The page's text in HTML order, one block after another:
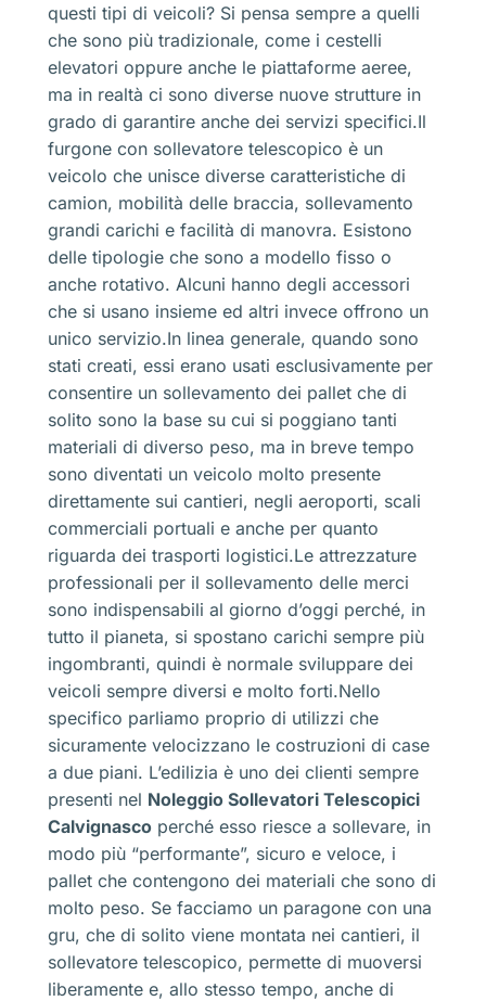
questi tipi di veicoli? Si pensa sempre a quelli
che sono più tradizionale, come i cestelli
elevatori oppure anche le piattaforme aeree,
ma in realtà ci sono diverse nuove strutture in
grado di garantire anche dei servizi specifici.Il
furgone con sollevatore telescopico è un
veicolo che unisce diverse caratteristiche di
camion, mobilità delle braccia, sollevamento
grandi carichi e facilità di manovra. Esistono
delle tipologie che sono a modello fisso o
anche rotativo. Alcuni hanno degli accessori
che si usano insieme ed altri invece offrono un
unico servizio.In linea generale, quando sono
stati creati, essi erano usati esclusivamente per
consentire un sollevamento dei pallet che di
solito sono la base su cui si poggiano tanti
materiali di diverso peso, ma in breve tempo
sono diventati un veicolo molto presente
direttamente sui cantieri, negli aeroporti, scali
commerciali portuali e anche per quanto
riguarda dei trasporti logistici.Le attrezzature
professionali per il sollevamento delle merci
sono indispensabili al giorno d’oggi perché, in
tutto il pianeta, si spostano carichi sempre più
ingombranti, quindi è normale sviluppare dei
veicoli sempre diversi e molto forti.Nello
specifico parliamo proprio di utilizzi che
sicuramente velocizzano le costruzioni di case
a due piani. L’edilizia è uno dei clienti sempre
presenti nel Noleggio Sollevatori Telescopici
Calvignasco perché esso riesce a sollevare, in
modo più “performante”, sicuro e veloce, i
pallet che contengono dei materiali che sono di
molto peso. Se facciamo un paragone con una
gru, che di solito viene montata nei cantieri, il
sollevatore telescopico, permette di muoversi
liberamente e, allo stesso tempo, anche di